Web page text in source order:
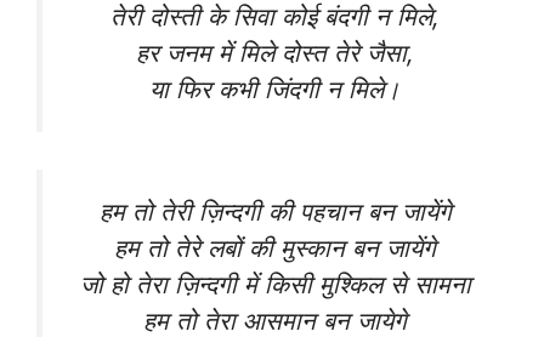
तेरी दोस्ती के सिवा कोई बंदगी न मिले,
हर जनम में मिले दोस्त तेरे जैसा,
या फिर कभी जिंदगी न मिले।
हम तो तेरी ज़िन्दगी की पहचान बन जायेंगे
हम तो तेरे लबों की मुस्कान बन जायेंगे
जो हो तेरा ज़िन्दगी में किसी मुश्किल से सामना
हम तो तेरा आसमान बन जायेगे